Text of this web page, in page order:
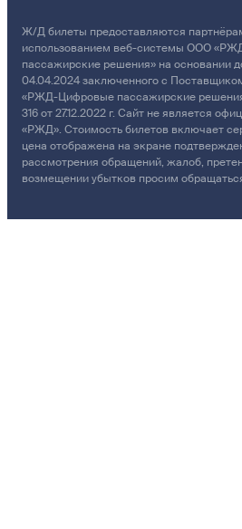
Ж/Д билеты предоставляются
использованием веб-системы ООО
пассажирские решения» на основании
04.04.2024 заключенного с
«РЖД-Цифровые пассажирские
316 от 27.12.2022 г. Сайт не является
«РЖД». Стоимость билетов включает
цена отображена на экране
рассмотрения обращений, жалоб,
возмещении убытков просим